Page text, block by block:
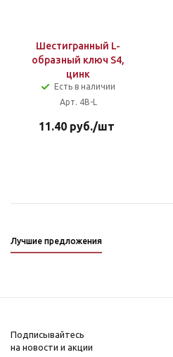
Шестигранный L-
образный ключ S4,
цинк
Есть в наличии
Арт. 4B-L
11.40 руб./шт
Лучшие предложения
Подписывайтесь
на новости и акции